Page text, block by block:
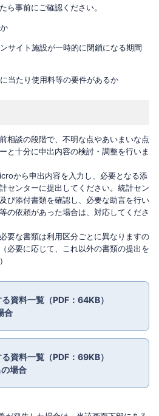
ら事前にご確認ください。
サイト施設が一時的に閉鎖になる期間
当たり使用料等の要件があるか
相談の段階で、不明な点やあいまいな点
と十分に申出内容の検討・調整を行いま
から申出内容を入力し、必要となる添
センターに提出してください。統計セン
び添付書類を確認し、必要な助言を行い
の依頼があった場合は、対応してくださ
要な書類は利用区分ごとに異なりますの
必要に応じて、これ以外の書類の提出を
資料一覧（PDF：64KB）
合
資料一覧（PDF：69KB）
場合